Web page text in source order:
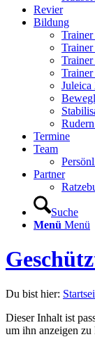
Revier
Bildung
Juleica
Termine
Team
Partner
Suche
Menü Menü
Du bist hier:
Dieser Inhalt ist
um ihn anzeigen zu